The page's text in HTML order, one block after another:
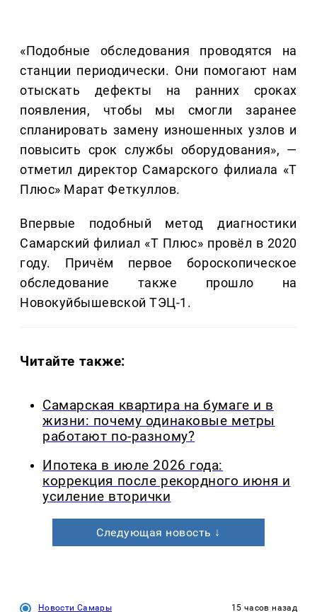
«Подобные обследования проводятся на
станции периодически. Они помогают нам
отыскать дефекты на ранних сроках
появления, чтобы мы смогли заранее
спланировать замену изношенных узлов и
повысить срок службы оборудования», —
отметил директор Самарского филиала «Т
Плюс» Марат Феткуллов.
Впервые подобный метод диагностики
Самарский филиал «Т Плюс» провёл в 2020
году. Причём первое бороскопическое
обследование также прошло на
Новокуйбышевской ТЭЦ-1.
Читайте также:
Самарская квартира на бумаге и в
жизни: почему одинаковые метры
работают по-разному?
Ипотека в июле 2026 года:
коррекция после рекордного июня и
усиление вторички
Следующая новость ↓
Новости Самары 15 часов назад